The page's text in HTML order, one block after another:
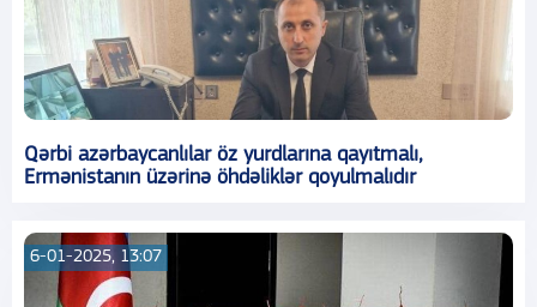
Qərbi azərbaycanlılar öz yurdlarına qayıtmalı,
Ermənistanın üzərinə öhdəliklər qoyulmalıdır
6-01-2025, 13:07